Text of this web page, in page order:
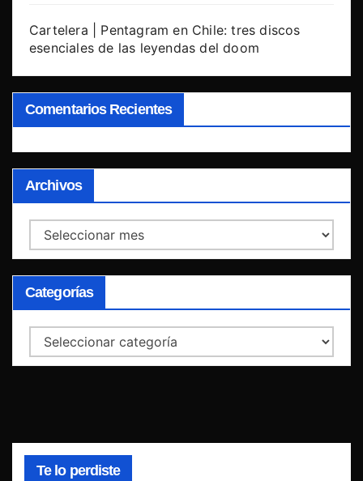
Cartelera | Pentagram en Chile: tres discos
esenciales de las leyendas del doom
Comentarios Recientes
Archivos
Archivos
Categorías
Categorías
Te lo perdiste